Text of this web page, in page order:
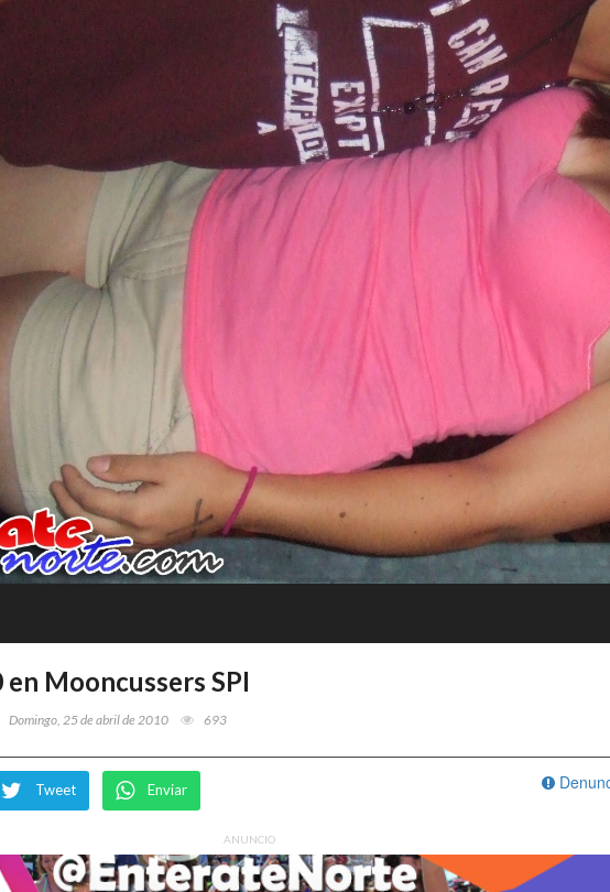
Mooncussers SPI
Domingo, 25 de abril de 2010 693
Tweet Enviar
ANUNCIO